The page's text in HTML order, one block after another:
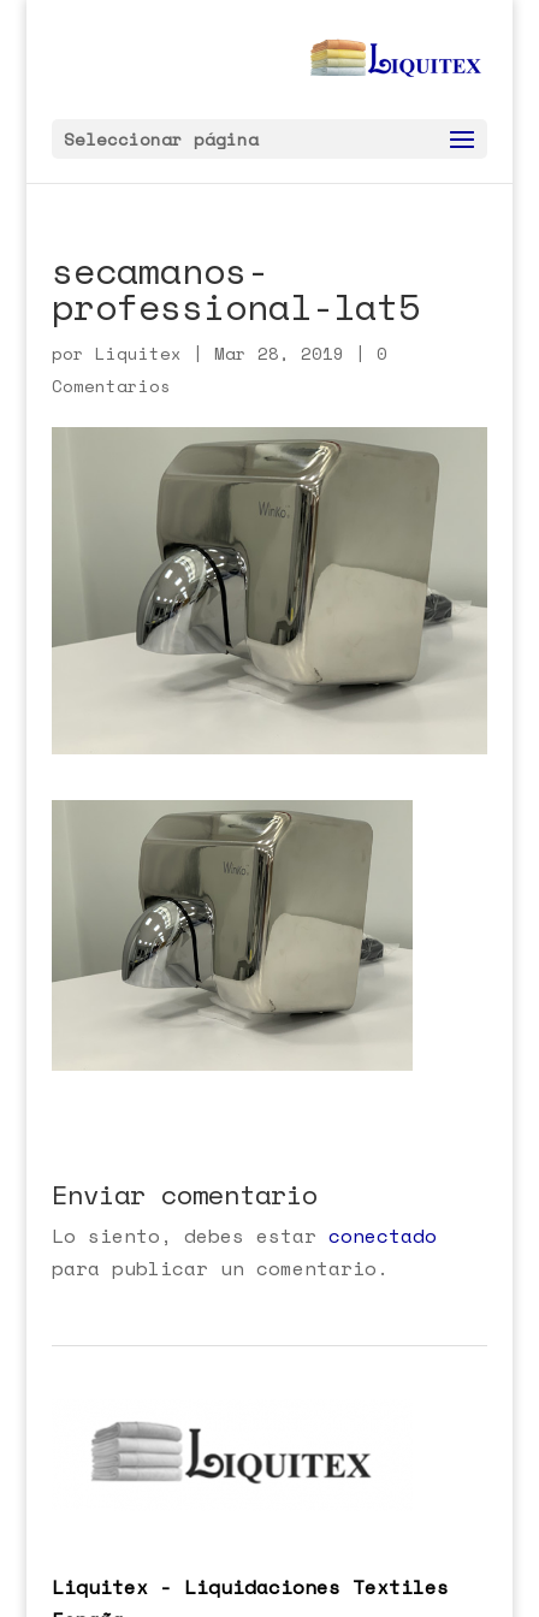
Seleccionar página
secamanos-
professional-lat5
por Liquitex | Mar 28, 2019 | 0
Comentarios
Enviar comentario
Lo siento, debes estar conectado
para publicar un comentario.
Liquitex - Liquidaciones Textiles